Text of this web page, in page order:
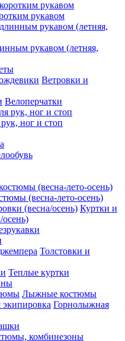
рукавом
рукавом (летняя,
Ветровки и
Велоперчатки
ног и стоп
(весна-лето-осень)
Куртки и
осень)
Толстовки и
Теплые куртки
Лыжные костюмы
Горнолыжная